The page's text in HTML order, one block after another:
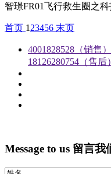
智璟FR01飞行救生圈之科
首页 1 23456 末页
4001828528（销售
18126280754（售后）
Message to us 留言我